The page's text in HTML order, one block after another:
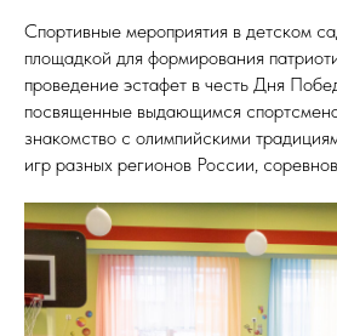
Спортивные мероприятия в детском
площадкой для формирования
проведение эстафет в честь Дня
посвященные выдающимся
знакомство с олимпийскими
игр разных регионов России,